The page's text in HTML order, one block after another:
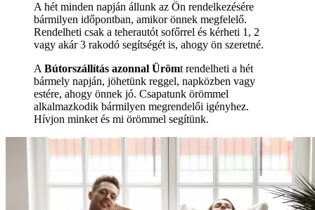
A hét minden napján állunk az Ön rendelkezésére
bármilyen időpontban, amikor önnek megfelelő.
Rendelheti csak a teherautót sofőrrel és kérheti 1, 2
vagy akár 3 rakodó segítségét is, ahogy ön szeretné.
A Bútorszállítás azonnal Ürömt rendelheti a hét
bármely napján, jöhetünk reggel, napközben vagy
estére, ahogy önnek jó. Csapatunk örömmel
alkalmazkodik bármilyen megrendelői igényhez.
Hívjon minket és mi örömmel segítünk.